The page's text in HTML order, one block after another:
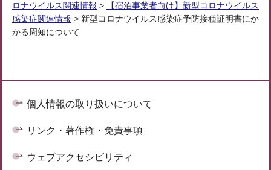
ロナウイルス関連情報 >
【宿泊事業者向け】新型コロナウイルス
感染症関連情報 > 新型コロナウイルス感染症予防接種証明書にか
かる周知について
個人情報の取り扱いについて
リンク・著作権・免責事項
ウェブアクセシビリティ